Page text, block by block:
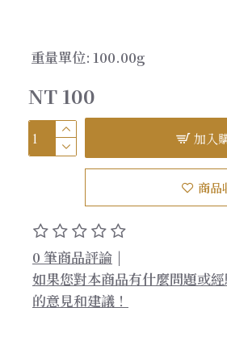
0 筆商品評論 |
如果您對本商品有什麼問題或
的意見和建議！
NT 100
重量單位: 100.00g
加入
商品